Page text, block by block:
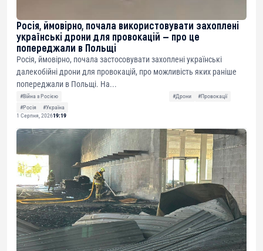
Росія, ймовірно, почала використовувати захоплені
українські дрони для провокацій — про це
попереджали в Польщі
Росія, ймовірно, почала застосовувати захоплені українські
далекобійні дрони для провокацій, про можливість яких раніше
попереджали в Польщі. На...
#Війна з Росією #Дрони
#Провокації
#Росія
#Україна
1 Серпня, 202619:19